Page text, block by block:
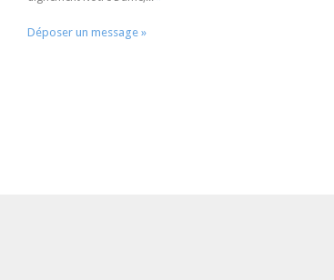
Déposer un message »